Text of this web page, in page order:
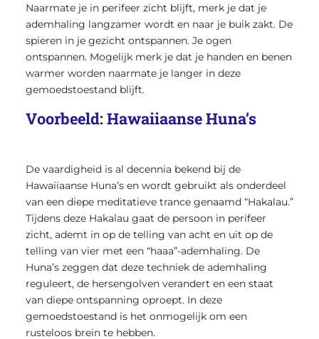
Naarmate je in perifeer zicht blijft, merk je dat je
ademhaling langzamer wordt en naar je buik zakt. De
spieren in je gezicht ontspannen. Je ogen
ontspannen. Mogelijk merk je dat je handen en benen
warmer worden naarmate je langer in deze
gemoedstoestand blijft.
Voorbeeld: Hawaiiaanse Huna’s
De vaardigheid is al decennia bekend bij de
Hawaiiaanse Huna’s en wordt gebruikt als onderdeel
van een diepe meditatieve trance genaamd “Hakalau.”
Tijdens deze Hakalau gaat de persoon in perifeer
zicht, ademt in op de telling van acht en uit op de
telling van vier met een “haaa”-ademhaling. De
Huna’s zeggen dat deze techniek de ademhaling
reguleert, de hersengolven verandert en een staat
van diepe ontspanning oproept. In deze
gemoedstoestand is het onmogelijk om een
rusteloos brein te hebben.